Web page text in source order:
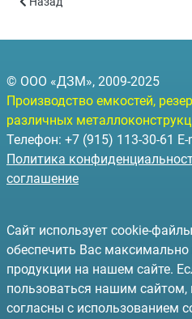
© ООО «ДЗМ», 2009-2025
Производство емкостей,
различных
Телефон: +7 (915) 113-30-61 E-
Политика
соглашение
Сайт использует cookie-
обеспечить Вас
продукции на нашем сайте.
пользоваться нашим
согласны с использованием